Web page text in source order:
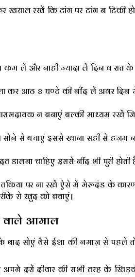
खयाल रखें कि टांग पर टांग न टिकी
लें और नाही ज्यादा लें दिन व रात
आठ 8 घण्टे की नींद लें अगर दिन में
न बनाएं बल्की माध्यम रखें
से बचाएं इससे खाना सही से हज़म
डालना चाहिए इससे नींद भी पुरी
तकिया पर ना रखें ऐसे में मेरूदंड के
से खुद को बचाएं।
वाले आमाल
सोएं वैसे ईशा की नमाज़ से पहले तो
दरों दीवार की सभी तरह के